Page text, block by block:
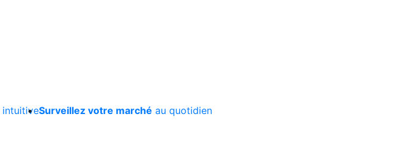
intuitiveSurveillez votre marché au quotidien